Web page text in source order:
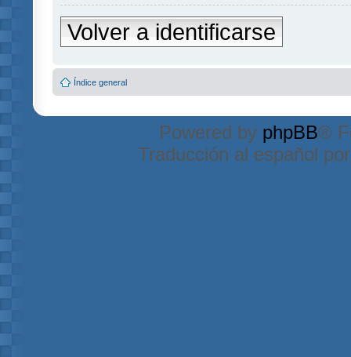
Volver a identificarse
Índice general
Powered by phpBB®
Traducción al español